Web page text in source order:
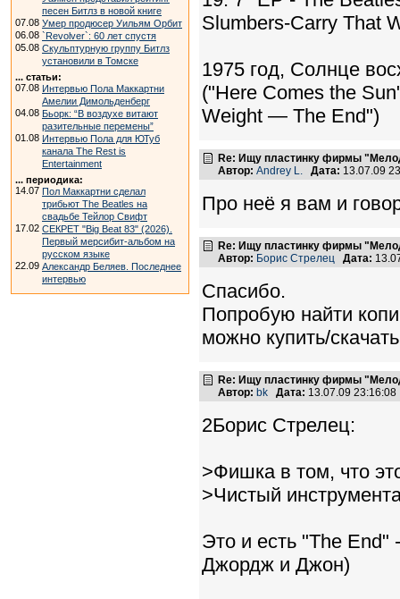
песен Битлз в новой книге
07.08 Умер продюсер Уильям Орбит
06.08 `Revolver`: 60 лет спустя
05.08 Скульптурную группу Битлз
установили в Томске
... статьи:
07.08 Интервью Пола Маккартни
Амелии Димольденберг
04.08 Бьорк: “В воздухе витают
разительные перемены”
01.08 Интервью Пола для ЮТуб
канала The Rest is
Entertainment
... периодика:
14.07 Пол Маккартни сделал
трибьют The Beatles на
свадьбе Тейлор Свифт
17.02 СЕКРЕТ "Big Beat 83" (2026).
Первый мерсибит-альбом на
русском языке
22.09 Александр Беляев. Последнее
интервью
Slumbers-Carry That
1975 год, Солнце
("Here Comes the
Weight — The End")
Re: Ищу пластинку фирмы
Автор: Andrey L. Дата: 13.07.09
Про неё я вам и
Re: Ищу пластинку фирмы
Автор: Борис Стрелец Дата:
Спасибо.
Попробую найти
можно купить/
Re: Ищу пластинку фирмы
Автор: bk Дата: 13.07.09
2Борис Стрелец:
>Фишка в том, что
>Чистый
Это и есть "The End"
Джордж и Джон)